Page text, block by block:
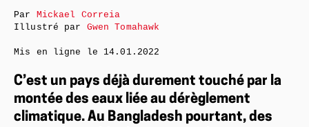
C’est un pays déjà durement touché par la
montée des eaux liée au dérèglement
climatique. Au Bangladesh pourtant, des
Par Mickael Correia
Illustré par Gwen Tomahawk
Mis en ligne le 14.01.2022